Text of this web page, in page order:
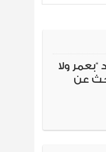
“بعمر ولا
عن